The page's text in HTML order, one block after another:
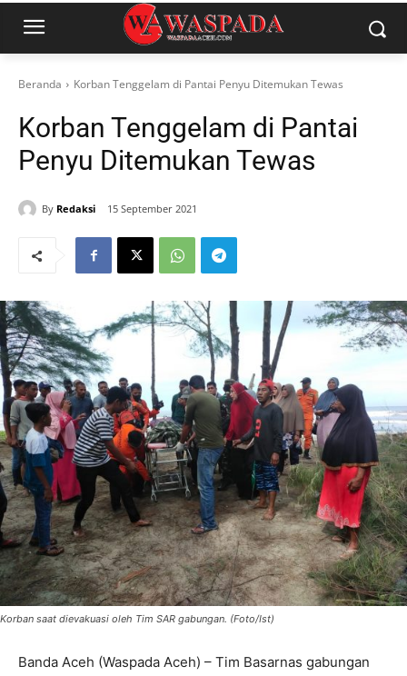
Beranda Korban Tenggelam di Pantai Penyu Ditemukan Tewas
Korban Tenggelam di Pantai
Penyu Ditemukan Tewas
By Redaksi 15 September 2021
Korban saat dievakuasi oleh Tim SAR gabungan. (Foto/Ist)
Banda Aceh (Waspada Aceh) – Tim Basarnas gabungan